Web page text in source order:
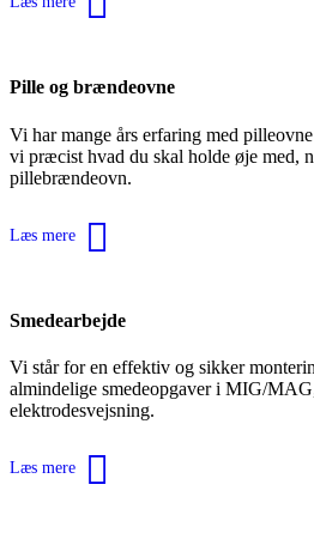
Pille og brændeovne
Vi har mange års erfaring med
vi præcist hvad du skal holde øje med,
pillebrændeovn.
Læs mere
Smedearbejde
Vi står for en effektiv og sikker
almindelige smedeopgaver i MIG/
elektrodesvejsning.
Læs mere